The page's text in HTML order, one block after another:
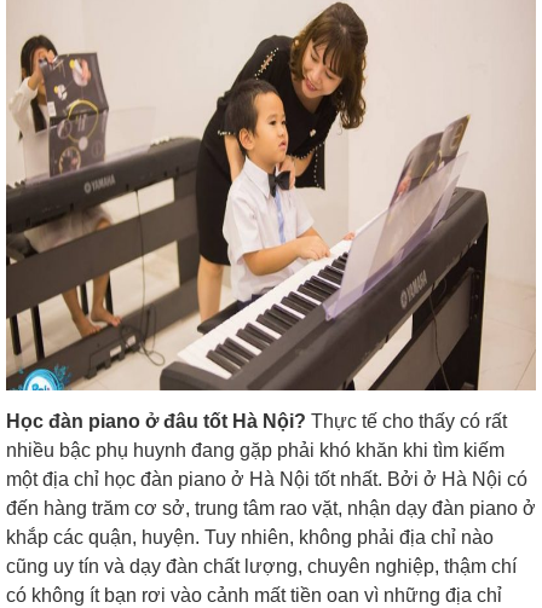
Học đàn piano ở đâu tốt Hà Nội? Thực tế cho thấy có rất
nhiều bậc phụ huynh đang gặp phải khó khăn khi tìm kiếm
một địa chỉ học đàn piano ở Hà Nội tốt nhất. Bởi ở Hà Nội có
đến hàng trăm cơ sở, trung tâm rao vặt, nhận dạy đàn piano ở
khắp các quận, huyện. Tuy nhiên, không phải địa chỉ nào
cũng uy tín và dạy đàn chất lượng, chuyên nghiệp, thậm chí
có không ít bạn rơi vào cảnh mất tiền oan vì những địa chỉ